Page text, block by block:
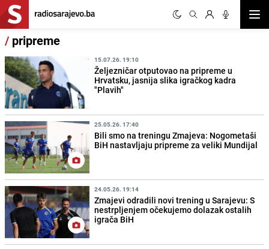
/ pripreme
15.07.26. 19:10
Željezničar otputovao na pripreme u
Hrvatsku, jasnija slika igračkog kadra
"Plavih"
25.05.26. 17:40
Bili smo na treningu Zmajeva: Nogometaši
BiH nastavljaju pripreme za veliki Mundijal
24.05.26. 19:14
Zmajevi odradili novi trening u Sarajevu: S
nestrpljenjem očekujemo dolazak ostalih
igrača BiH